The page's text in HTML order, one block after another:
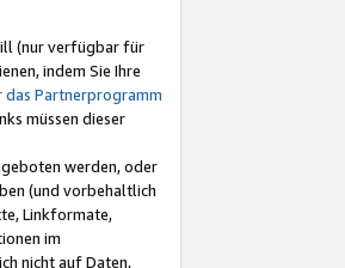
(nur verfügbar für
indem Sie Ihre
Partnerprogramm
müssen dieser
werden, oder
(und vorbehaltlich
Linkformate,
im
nicht auf Daten,